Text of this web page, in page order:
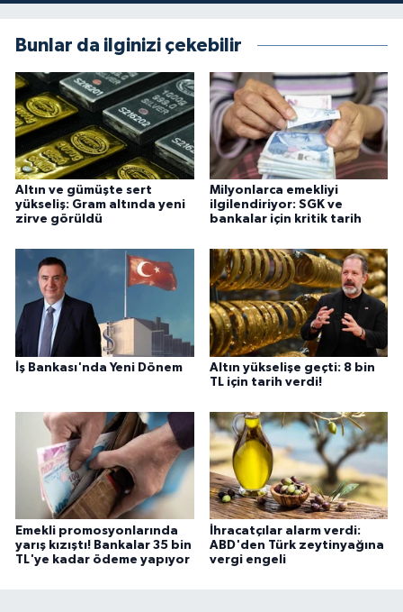
Bunlar da ilginizi çekebilir
Altın ve gümüşte sert
yükseliş: Gram altında yeni
zirve görüldü
Milyonlarca emekliyi
ilgilendiriyor: SGK ve
bankalar için kritik tarih
İş Bankası'nda Yeni Dönem
Altın yükselişe geçti: 8 bin
TL için tarih verdi!
Emekli promosyonlarında
yarış kızıştı! Bankalar 35 bin
TL'ye kadar ödeme yapıyor
İhracatçılar alarm verdi:
ABD'den Türk zeytinyağına
vergi engeli